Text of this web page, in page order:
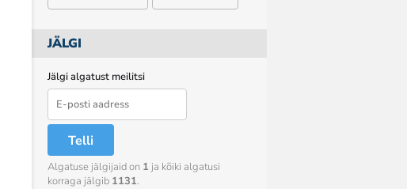
JÄLGI
Jälgi algatust meilitsi
Telli
Algatuse jälgijaid on 1 ja kõiki algatusi
korraga jälgib 1131.